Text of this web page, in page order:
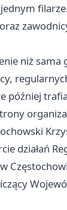
niż sama
później
działań